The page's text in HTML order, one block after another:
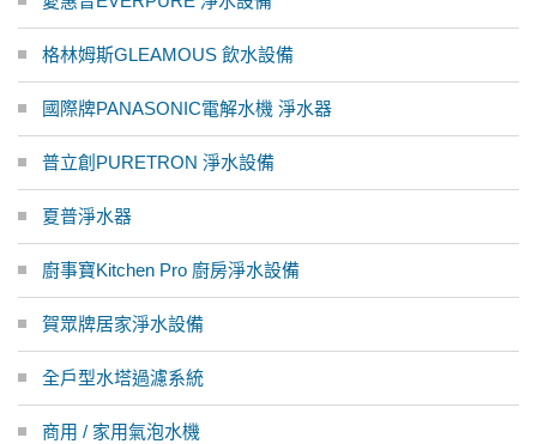
格林姆斯GLEAMOUS 飲水設備
國際牌PANASONIC電解水機 淨水器
普立創PURETRON 淨水設備
夏普淨水器
廚事寶Kitchen Pro 廚房淨水設備
賀眾牌居家淨水設備
全戶型水塔過濾系統
商用 / 家用氣泡水機